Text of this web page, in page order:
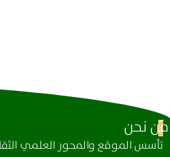
مَن نحن
تأسس الموقع والمحور العلمي